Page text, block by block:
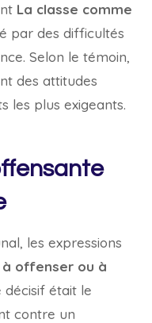
La classe comme
par des difficultés
Selon le témoin,
des attitudes
les plus exigeants.
les expressions
offenser ou à
décisif était le
contre un